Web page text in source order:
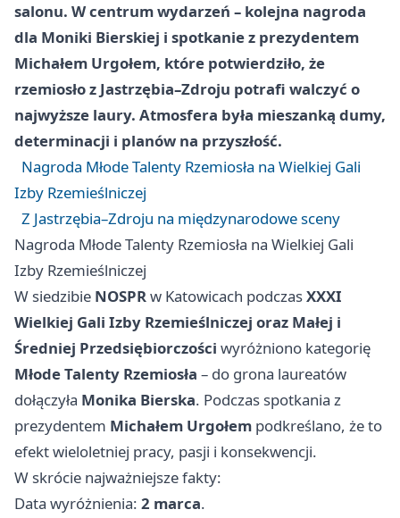
salonu. W centrum wydarzeń – kolejna nagroda
dla Moniki Bierskiej i spotkanie z prezydentem
Michałem Urgołem, które potwierdziło, że
rzemiosło z Jastrzębia–Zdroju potrafi walczyć o
najwyższe laury. Atmosfera była mieszanką dumy,
determinacji i planów na przyszłość.
Nagroda Młode Talenty Rzemiosła na Wielkiej Gali
Izby Rzemieślniczej
Z Jastrzębia–Zdroju na międzynarodowe sceny
Nagroda Młode Talenty Rzemiosła na Wielkiej Gali
Izby Rzemieślniczej
W siedzibie NOSPRw Katowicach podczasXXXI
Wielkiej Gali Izby Rzemieślniczej oraz Małej i
Średniej Przedsiębiorczości wyróżniono kategorię
Młode Talenty Rzemiosła – do grona laureatów
dołączyła Monika Bierska. Podczas spotkania z
prezydentem Michałem Urgołem podkreślano, że to
efekt wieloletniej pracy, pasji i konsekwencji.
W skrócie najważniejsze fakty:
Data wyróżnienia: 2 marca.